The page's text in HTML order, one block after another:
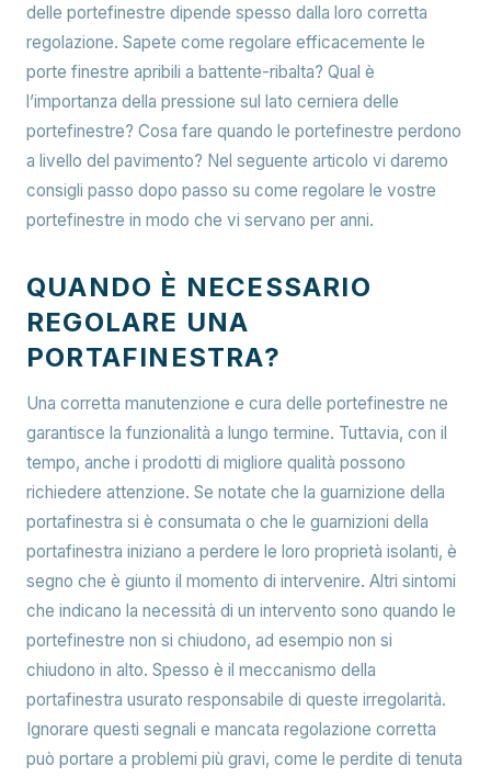
delle portefinestre dipende spesso dalla loro corretta
regolazione. Sapete come regolare efficacemente le
porte finestre apribili a battente-ribalta? Qual è
l’importanza della pressione sul lato cerniera delle
portefinestre? Cosa fare quando le portefinestre perdono
a livello del pavimento? Nel seguente articolo vi daremo
consigli passo dopo passo su come regolare le vostre
portefinestre in modo che vi servano per anni.
QUANDO È NECESSARIO
REGOLARE UNA
PORTAFINESTRA?
Una corretta manutenzione e cura delle portefinestre ne
garantisce la funzionalità a lungo termine. Tuttavia, con il
tempo, anche i prodotti di migliore qualità possono
richiedere attenzione. Se notate che la guarnizione della
portafinestra si è consumata o che le guarnizioni della
portafinestra iniziano a perdere le loro proprietà isolanti, è
segno che è giunto il momento di intervenire. Altri sintomi
che indicano la necessità di un intervento sono quando le
portefinestre non si chiudono, ad esempio non si
chiudono in alto. Spesso è il meccanismo della
portafinestra usurato responsabile di queste irregolarità.
Ignorare questi segnali e mancata regolazione corretta
può portare a problemi più gravi, come le perdite di tenuta